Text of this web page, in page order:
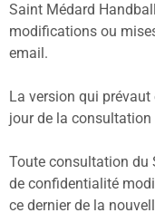
Saint Médard
modifications ou
email.
La version qui
jour de la consultation
Toute consultation du
de confidentialité
ce dernier de la